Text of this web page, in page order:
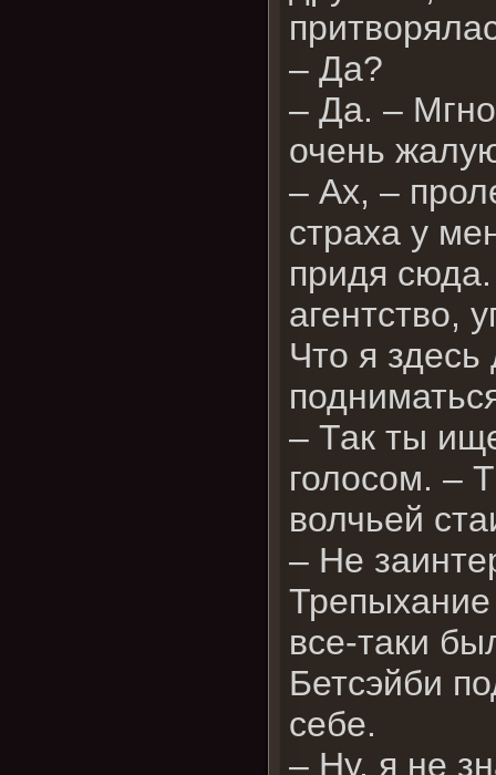
– Да?
– Да. –
очень
– Ах, –
страха у
придя
агентство,
Что я
– Так ты
голосом. –
волчьей
– Не
все-таки
Бетсэйби
себе.
– Ну, я не